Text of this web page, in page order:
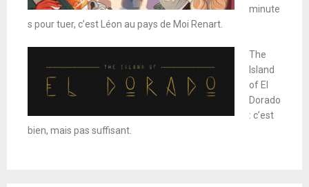
minute
s pour tuer, c’est Léon au pays de Moi Renart.
The
Island
of El
Dorado
: c’est
bien, mais pas suffisant.